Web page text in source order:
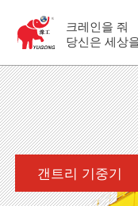
크레인을 줘
당신은 세상
갠트리 기중기
오버 헤드 크
지브 크레인
갠트리 기중기